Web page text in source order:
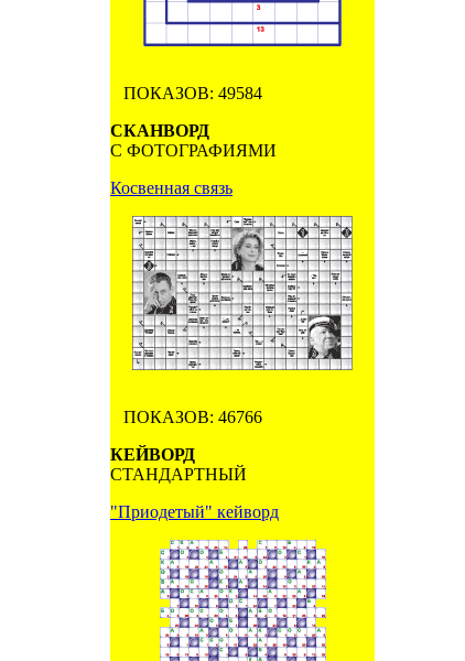
ПОКАЗОВ: 49584
СКАНВОРД
С ФОТОГРАФИЯМИ
Косвенная связь
ПОКАЗОВ: 46766
КЕЙВОРД
СТАНДАРТНЫЙ
"Приодетый" кейворд